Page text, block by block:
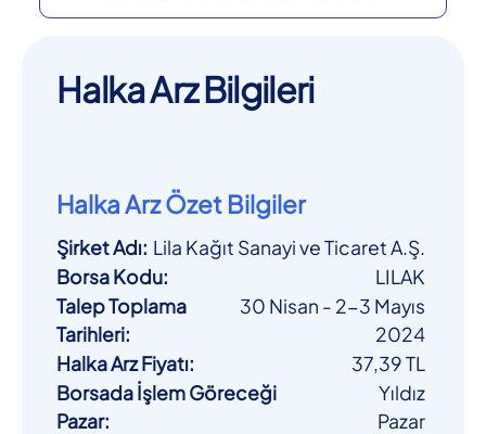
Halka Arz Bilgileri
Halka Arz Özet Bilgiler
Şirket Adı: Lila Kağıt Sanayi ve Ticaret A.Ş.
Borsa Kodu:
LILAK
Talep Toplama
Tarihleri:
30 Nisan - 2-3 Mayıs
2024
Halka Arz Fiyatı:
37,39 TL
Borsada İşlem Göreceği
Pazar:
Yıldız
Pazar